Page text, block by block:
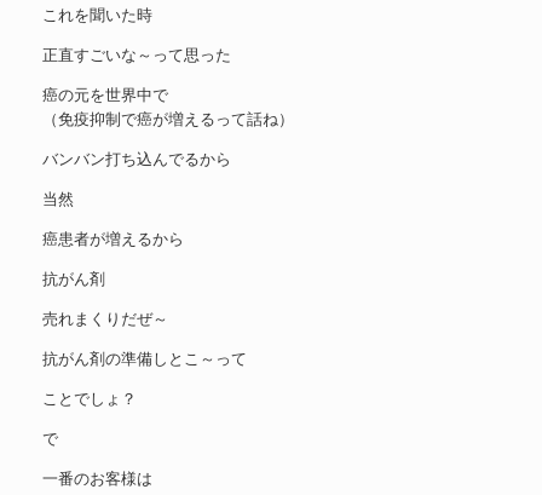
これを聞いた時
正直すごいな～って思った
癌の元を世界中で
（免疫抑制で癌が増えるって話ね）
バンバン打ち込んでるから
当然
癌患者が増えるから
抗がん剤
売れまくりだぜ～
抗がん剤の準備しとこ～って
ことでしょ？
で
一番のお客様は